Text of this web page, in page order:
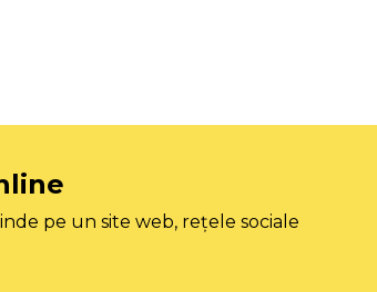
pe un site web, rețele sociale